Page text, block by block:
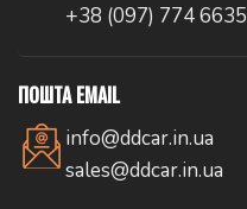
+38 (097) 774 6635
ПОШТА EMAIL
info@ddcar.in.ua
sales@ddcar.in.ua